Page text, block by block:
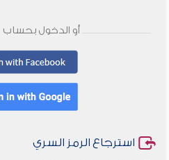
أو الدخول بحساب
استرجاع الرمز السري